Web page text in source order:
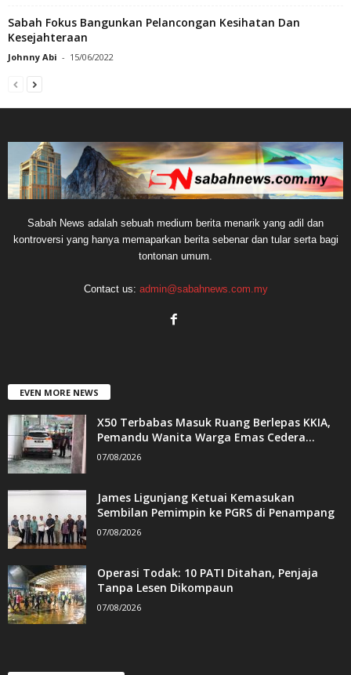
Sabah Fokus Bangunkan Pelancongan Kesihatan Dan
Kesejahteraan
Johnny Abi - 15/06/2022
Sabah News adalah sebuah medium berita menarik yang adil dan
kontroversi yang hanya memaparkan berita sebenar dan tular serta bagi
tontonan umum.
Contact us: admin@sabahnews.com.my
EVEN MORE NEWS
X50 Terbabas Masuk Ruang Berlepas KKIA,
Pemandu Wanita Warga Emas Cedera...
07/08/2026
James Ligunjang Ketuai Kemasukan
Sembilan Pemimpin ke PGRS di Penampang
07/08/2026
Operasi Todak: 10 PATI Ditahan, Penjaja
Tanpa Lesen Dikompaun
07/08/2026